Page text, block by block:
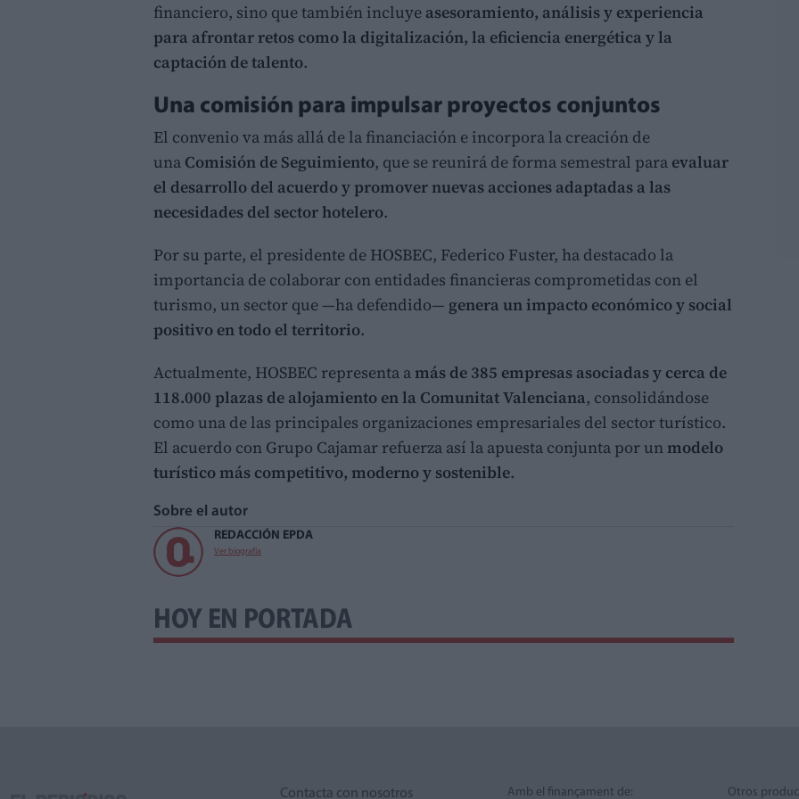
financiero, sino que también incluye asesoramiento, análisis y experiencia
para afrontar retos como la digitalización, la eficiencia energética y la
captación de talento.
Una comisión para impulsar proyectos conjuntos
El convenio va más allá de la financiación e incorpora la creación de
una Comisión de Seguimiento, que se reunirá de forma semestral para evaluar
el desarrollo del acuerdo y promover nuevas acciones adaptadas a las
necesidades del sector hotelero.
Por su parte, el presidente de HOSBEC, Federico Fuster, ha destacado la
importancia de colaborar con entidades financieras comprometidas con el
turismo, un sector que —ha defendido— genera un impacto económico y social
positivo en todo el territorio.
Actualmente, HOSBEC representa amás de 385 empresas asociadas y cerca de
118.000 plazas de alojamiento en la Comunitat Valenciana, consolidándose
como una de las principales organizaciones empresariales del sector turístico.
El acuerdo con Grupo Cajamar refuerza así la apuesta conjunta por unmodelo
turístico más competitivo, moderno y sostenible.
Sobre el autor
REDACCIÓN EPDA
Ver biografía
HOY EN PORTADA
Contacta con nosotros Amb el finançament de: Otros